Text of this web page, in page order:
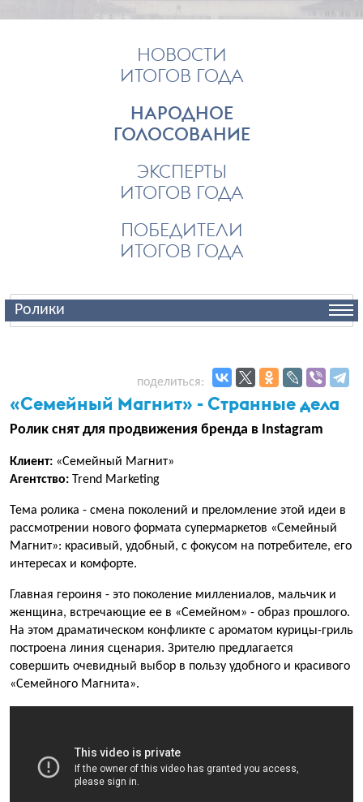
НОВОСТИ
ИТОГОВ ГОДА
НАРОДНОЕ
ГОЛОСОВАНИЕ
ЭКСПЕРТЫ
ИТОГОВ ГОДА
ПОБЕДИТЕЛИ
ИТОГОВ ГОДА
Ролики
поделиться:
«Семейный Магнит» - Странные дела
Ролик снят для продвижения бренда в Instagram
Клиент: «Семейный Магнит»
Агентство: Trend Marketing
Тема ролика - смена поколений и преломление этой идеи в
рассмотрении нового формата супермаркетов «Семейный
Магнит»: красивый, удобный, с фокусом на потребителе, его
интересах и комфорте.
Главная героиня - это поколение миллениалов, мальчик и
женщина, встречающие ее в «Семейном» - образ прошлого.
На этом драматическом конфликте с ароматом курицы-гриль
построена линия сценария. Зрителю предлагается
совершить очевидный выбор в пользу удобного и красивого
«Семейного Магнита».